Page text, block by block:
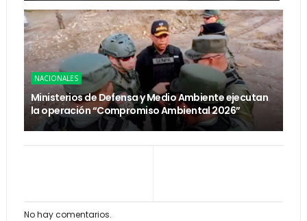
NACIONALES
Ministerios de Defensa y Medio Ambiente ejecutan
la operación “Compromiso Ambiental 2026”
No hay comentarios.